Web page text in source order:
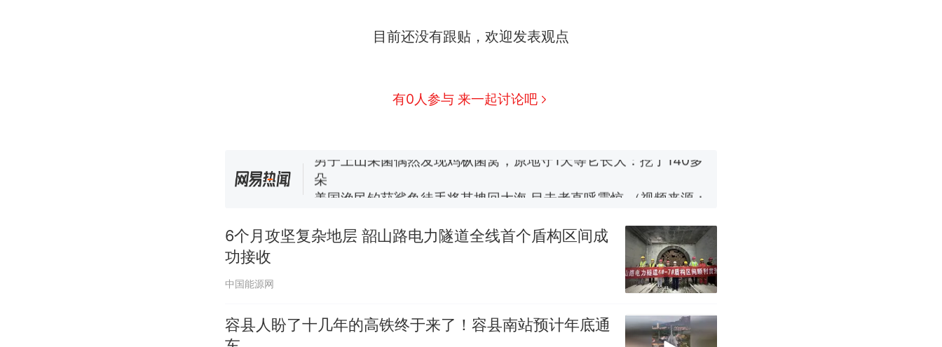
目前还没有跟贴，欢迎发表观点
有0人参与 来一起讨论吧
制裁瓜子饺子，美国怕什么？
费大厨“全国小炒肉大王”称号，仅凭视频评出？中国烹饪协会回应
美国渔民钓获鲨鱼徒手将其拽回大海 目击者直呼震惊 （视频来源：
参考消息）
6个月攻坚复杂地层 韶山路电力隧道全线首个盾构区间成
功接收
中国能源网
容县人盼了十几年的高铁终于来了！容县南站预计年底通